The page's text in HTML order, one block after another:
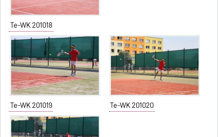
Te-WK 201018
Te-WK 201019 Te-WK 201020